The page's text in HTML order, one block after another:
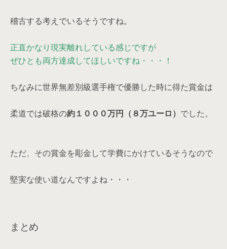
稽古する考えでいるそうですね。
正直かなり現実離れしている感じですが
ぜひとも両方達成してほしいですね・・・！
ちなみに世界無差別級選手権で優勝した時に得た賞金は
柔道では破格の約１０００万円（８万ユーロ） でした。
ただ、その賞金を彫金して学費にかけているそうなので
堅実な使い道なんですよね・・・
まとめ